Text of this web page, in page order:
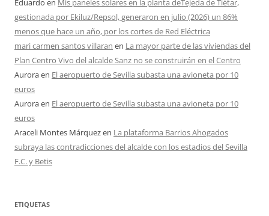
Eduardo en Mis paneles solares en la planta deTejeda de Tiétar,
gestionada por Ekiluz/Repsol, generaron en julio (2026) un 86%
menos que hace un año, por los cortes de Red Eléctrica
mari carmen santos villaran en La mayor parte de las viviendas del
Plan Centro Vivo del alcalde Sanz no se construirán en el Centro
Auroraen El aeropuerto de Sevilla subasta una avioneta por 10
euros
Auroraen El aeropuerto de Sevilla subasta una avioneta por 10
euros
Araceli Montes Márquezen La plataforma Barrios Ahogados
subraya las contradicciones del alcalde con los estadios del Sevilla
F.C. y Betis
ETIQUETAS